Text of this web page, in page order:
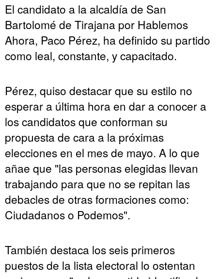
El candidato a la alcaldía de San
Bartolomé de Tirajana por Hablemos
Ahora, Paco Pérez, ha definido su partido
como leal, constante, y capacitado.
Pérez, quiso destacar que su estilo no
esperar a última hora en dar a conocer a
los candidatos que conforman su
propuesta de cara a la próximas
elecciones en el mes de mayo. A lo que
añae que "las personas elegidas llevan
trabajando para que no se repitan las
debacles de otras formaciones como:
Ciudadanos o Podemos".
También destaca los seis primeros
puestos de la lista electoral lo ostentan